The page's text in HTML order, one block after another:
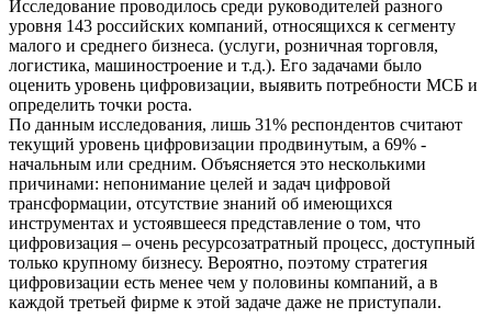
Исследование проводилось среди руководителей разного
уровня 143 российских компаний, относящихся к сегменту
малого и среднего бизнеса. (услуги, розничная торговля,
логистика, машиностроение и т.д.). Его задачами было
оценить уровень цифровизации, выявить потребности МСБ и
определить точки роста.
По данным исследования, лишь 31% респондентов считают
текущий уровень цифровизации продвинутым, а 69% -
начальным или средним. Объясняется это несколькими
причинами: непонимание целей и задач цифровой
трансформации, отсутствие знаний об имеющихся
инструментах и устоявшееся представление о том, что
цифровизация – очень рeсурсозатратный процесс, доступный
только крупному бизнесу. Вероятно, поэтому стратегия
цифровизации есть менее чем у половины компаний, а в
каждой третьей фирме к этой задаче даже не приступали.